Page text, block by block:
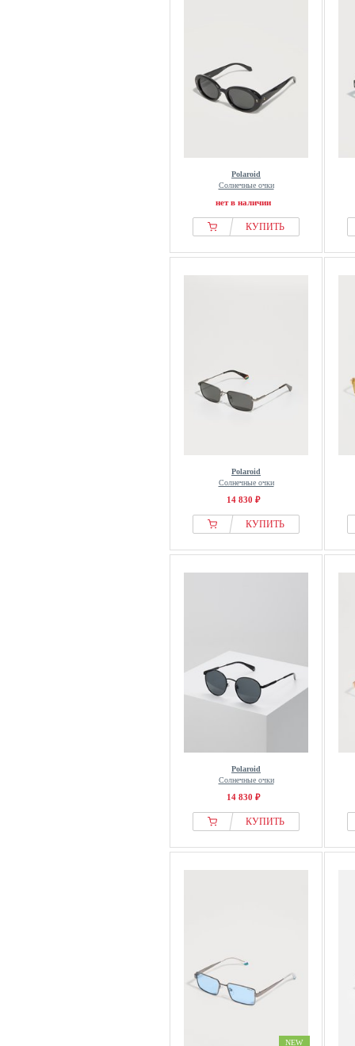
Polaroid
Солнечные очки
нет в наличии
КУПИТЬ
Polaroid
Солнечные очки
14 830 ₽
КУПИТЬ
Polaroid
Солнечные очки
14 830 ₽
КУПИТЬ
NEW